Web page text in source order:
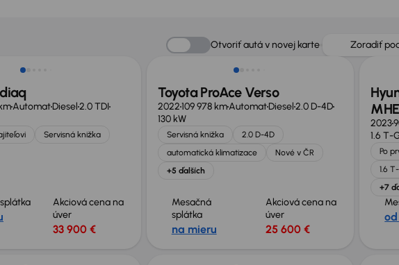
Otvoriť autá v novej karte Zoradiť
AutomatDiesel2.0 TDI
Servisná knižka
Akciová cena na
úver
33 900 €
Zlacnené o 2 800 €
Toyota ProAce Verso
2022109 978 kmAutomatDiesel2.0 D-4D
130 kW
Servisná knižka
2.0 D-4D
automatická klimatizace
Nové v ČR
+5 ďalších
Mesačná
splátka
na mieru
Akciová cena na
úver
25 600 €
2023
1.6 T-
Po
1.6
+7
Zlacnené o 400 €